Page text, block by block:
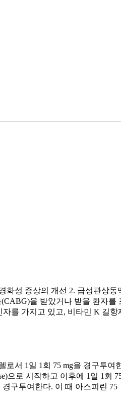
성 증상의 개선 2. 급성관상
을 받았거나 받을 환자
를 가지고 있고, 비타민 K 길
서 1일 1회 75 mg을 경구투
로 시작하고 이후에 1일 1회
구투여한다. 이 때 아스피린